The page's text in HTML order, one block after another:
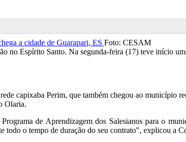
Foto: CESAM
no Espírito Santo. Na segunda-feira (17) teve início
capixaba Perim, que também chegou ao município
Olaria.
de Aprendizagem dos Salesianos para o
todo o tempo de duração do seu contrato", explicou a